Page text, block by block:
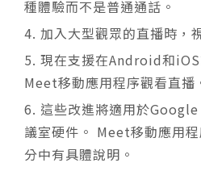
種體驗而不是普通通話。
4. 加入大型觀眾的直播時，
5. 現在支援在Android和
Meet移動應用程序觀看直播
6. 這些改進將適用於
議室硬件。 Meet移動應用
分中有具體說明。